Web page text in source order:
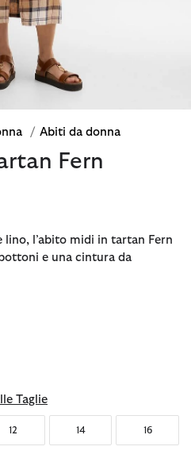
/ Abiti da donna
Fern
lino, l’abito midi in tartan Fern
e una cintura da
Taglie
12 14 16